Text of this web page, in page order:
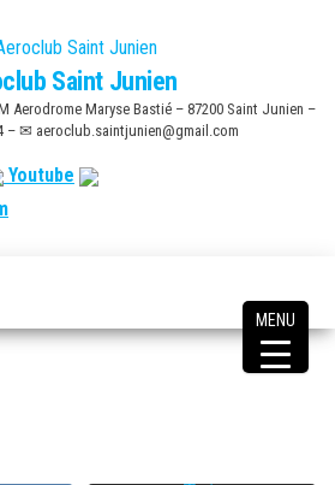
Saint Junien
Aerodrome Maryse Bastié – 87200 Saint Junien –
– ✉ aeroclub.saintjunien@gmail.com
Youtube
MENU